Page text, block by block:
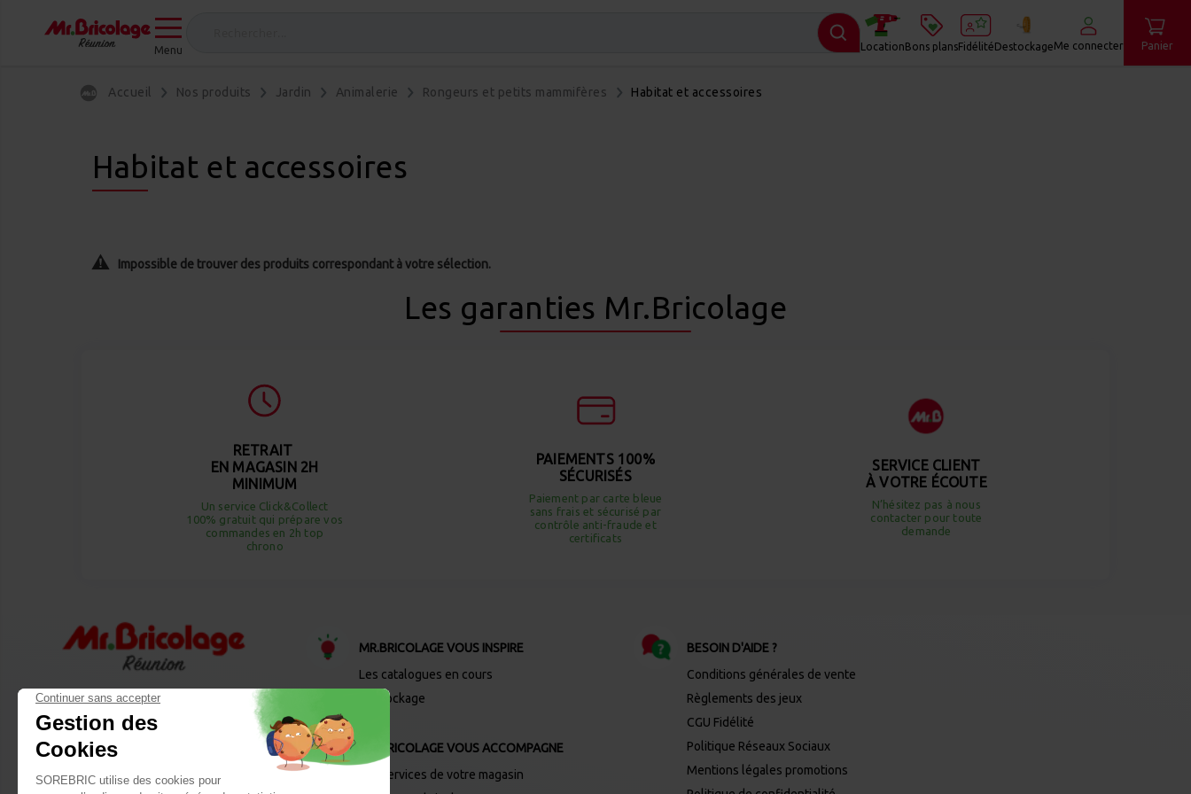
Menu LocationBons plansFidélitéDestockageMe connecter Panier
Accueil Nos produits Jardin Animalerie Rongeurs et petits mammifères Habitat et accessoires
Habitat et accessoires
Impossible de trouver des produits correspondant à votre sélection.
Les garanties Mr.Bricolage
RETRAIT
EN MAGASIN 2H
MINIMUM
Un service Click&Collect
100% gratuit qui prépare vos
commandes en 2h top
chrono
PAIEMENTS 100%
SÉCURISÉS
Paiement par carte bleue
sans frais et sécurisé par
contrôle anti-fraude et
certificats
SERVICE CLIENT
À VOTRE ÉCOUTE
N’hésitez pas à nous
contacter pour toute
demande
MR.BRICOLAGE VOUS INSPIRE
Les catalogues en cours
Destockage
MR.BRICOLAGE VOUS ACCOMPAGNE
Les services de votre magasin
BESOIN D'AIDE ?
Conditions générales de vente
Règlements des jeux
CGU Fidélité
Politique Réseaux Sociaux
Mentions légales promotions